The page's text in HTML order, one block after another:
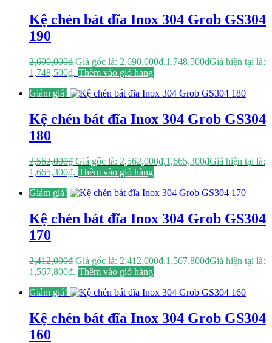
Kệ chén bát đĩa Inox 304 Grob GS304
190
2,690,000₫ Giá gốc là: 2,690,000₫.1,748,500₫Giá hiện tại là:
1,748,500₫. Thêm vào giỏ hàng
Giảm giá!
Kệ chén bát đĩa Inox 304 Grob GS304
180
2,562,000₫ Giá gốc là: 2,562,000₫.1,665,300₫Giá hiện tại là:
1,665,300₫. Thêm vào giỏ hàng
Giảm giá!
Kệ chén bát đĩa Inox 304 Grob GS304
170
2,412,000₫ Giá gốc là: 2,412,000₫.1,567,800₫Giá hiện tại là:
1,567,800₫. Thêm vào giỏ hàng
Giảm giá!
Kệ chén bát đĩa Inox 304 Grob GS304
160